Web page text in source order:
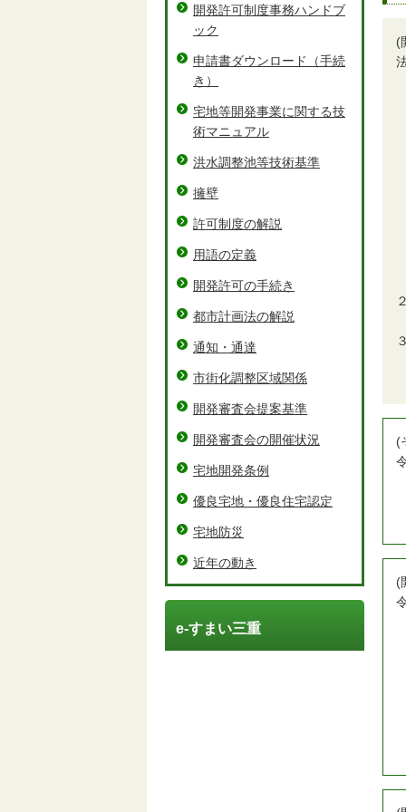
(
(
(
開発許可制度事務ハンドブ
ック
申請書ダウンロード（手続
き）
宅地等開発事業に関する技
術マニュアル
洪水調整池等技術基準
擁壁
許可制度の解説
用語の定義
開発許可の手続き
都市計画法の解説
通知・通達
市街化調整区域関係
開発審査会提案基準
開発審査会の開催状況
宅地開発条例
優良宅地・優良住宅認定
宅地防災
近年の動き
e-すまい三重